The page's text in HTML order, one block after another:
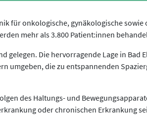
für onkologische, gynäkologische
mehr als 3.800 Patient:innen
Die hervorragende Lage in Bad
umgeben, die zu entspannenden
des Haltungs- und
oder chronischen Erkrankung